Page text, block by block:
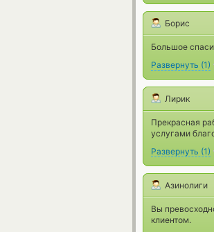
Борис
Большое
Развернуть (1)
Лирик
Прекрасная
услугами
Развернуть (1)
Азинолиги
Вы
клиентом.